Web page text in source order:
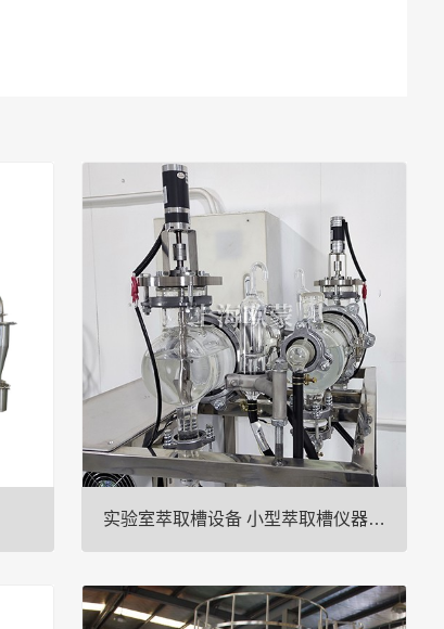
实验室萃取槽设备 小型萃取槽仪器装置
设备介绍：萃取设备是一类用于萃取操作的传质